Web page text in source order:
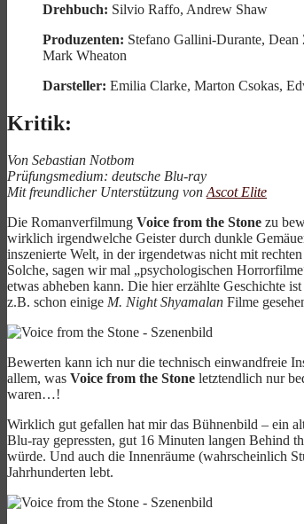
Drehbuch: Silvio Raffo, Andrew Shaw
Produzenten: Stefano Gallini-Durante, Dean
Mark Wheaton
Darsteller: Emilia Clarke, Marton Csokas,
Kritik:
Von Sebastian Notbom
Prüfungsmedium: deutsche Blu-ray
Mit freundlicher Unterstützung vonAscot Elite
Die Romanverfilmung Voice from the Stone zu
wirklich irgendwelche Geister durch dunkle
inszenierte Welt, in der irgendetwas nicht mit
Solche, sagen wir mal „psychologischen
etwas abheben kann. Die hier erzählte Geschichte
z.B. schon einige M. Night Shyamalan Filme
Bewerten kann ich nur die technisch einwandfreie
allem, was Voice from the Stone letztendlich nur
waren…!
Wirklich gut gefallen hat mir das Bühnenbild – ein
Blu-ray gepressten, gut 16 Minuten langen Behind
würde. Und auch die Innenräume (wahrscheinlich
Jahrhunderten lebt.